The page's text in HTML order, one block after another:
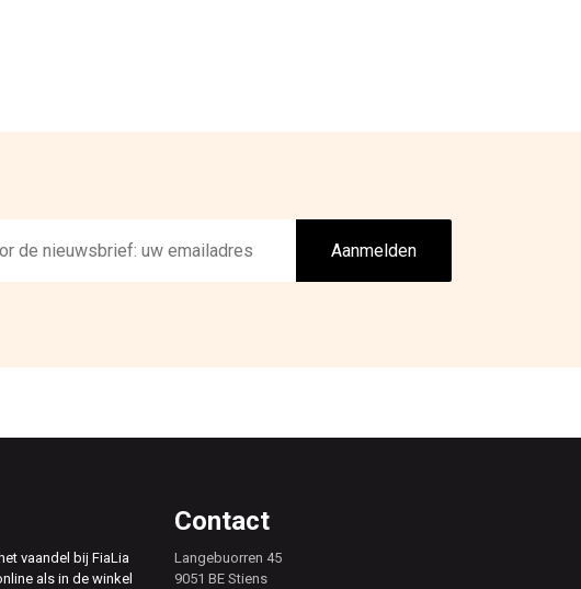
Aanmelden
vaandel bij FiaLia
als in de winkel
Contact
Langebuorren 45
9051 BE Stiens